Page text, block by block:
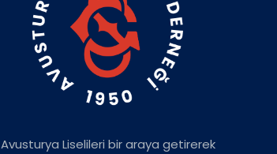
Avusturya Liselileri bir araya getirerek